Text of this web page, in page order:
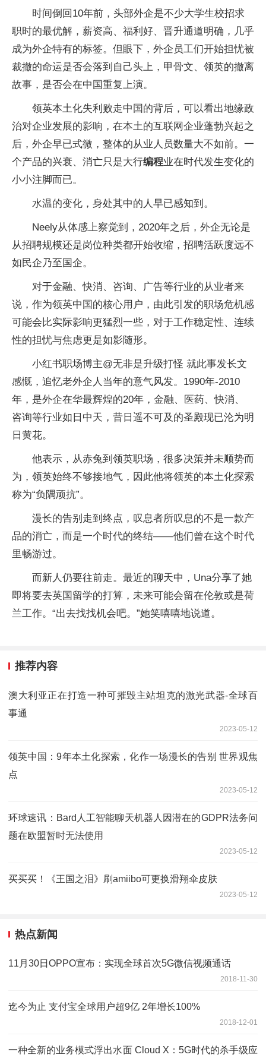
时间倒回10年前，头部外企是不少大学生校招求
职时的最优解，薪资高、福利好、晋升通道明确，几乎
成为外企特有的标签。但眼下，外企员工们开始担忧被
裁撤的命运是否会落到自己头上，甲骨文、领英的撤离
故事，是否会在中国重复上演。
领英本土化失利败走中国的背后，可以看出地缘政
治对企业发展的影响，在本土的互联网企业蓬勃兴起之
后，外企早已式微，整体的从业人员数量大不如前。一
个产品的兴衰、消亡只是大行编程业在时代发生变化的
小小注脚而已。
水温的变化，身处其中的人早已感知到。
Neely从体感上察觉到，2020年之后，外企无论是
从招聘规模还是岗位种类都开始收缩，招聘活跃度远不
如民企乃至国企。
对于金融、快消、咨询、广告等行业的从业者来
说，作为领英中国的核心用户，由此引发的职场危机感
可能会比实际影响更猛烈一些，对于工作稳定性、连续
性的担忧与焦虑更是如影随形。
小红书职场博主@无非是升级打怪 就此事发长文
感慨，追忆老外企人当年的意气风发。1990年-2010
年，是外企在华最辉煌的20年，金融、医药、快消、
咨询等行业如日中天，昔日遥不可及的圣殿现已沦为明
日黄花。
他表示，从赤兔到领英职场，很多决策并未顺势而
为，领英始终不够接地气，因此他将领英的本土化探索
称为“负隅顽抗”。
漫长的告别走到终点，叹息者所叹息的不是一款产
品的消亡，而是一个时代的终结——他们曾在这个时代
里畅游过。
而新人仍要往前走。最近的聊天中，Una分享了她
即将要去英国留学的打算，未来可能会留在伦敦或是荷
兰工作。“出去找找机会吧。”她笑嘻嘻地说道。
推荐内容
澳大利亚正在打造一种可摧毁主站坦克的激光武器-全球百
事通
2023-05-12
领英中国：9年本土化探索，化作一场漫长的告别 世界观焦
点
2023-05-12
环球速讯：Bard人工智能聊天机器人因潜在的GDPR法务问
题在欧盟暂时无法使用
2023-05-12
买买买！《王国之泪》刷amiibo可更换滑翔伞皮肤
2023-05-12
热点新闻
11月30日OPPO宣布：实现全球首次5G微信视频通话
2018-11-30
迄今为止 支付宝全球用户超9亿 2年增长100%
2018-12-01
一种全新的业务模式浮出水面 Cloud X：5G时代的杀手级应